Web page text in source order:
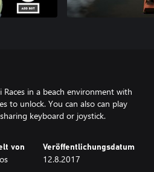
in a beach environment with
to unlock. You can also can play
keyboard or joystick.
von Veröffentlichungsdatum
12.8.2017